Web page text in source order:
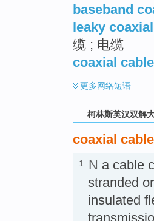
baseband
leaky
缆 ; 电缆
coaxial
更多网络短语
柯林斯英汉双解
coaxial cable
1. N a cable
stranded
insulated